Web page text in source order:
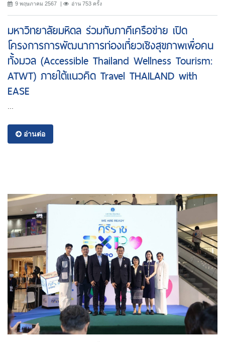
9 พฤษภาคม 2567 อ่าน 753 ครั้ง
มหาวิทยาลัยมหิดล ร่วมกับภาคีเครือข่าย เปิด
โครงการการพัฒนาการท่องเที่ยวเชิงสุขภาพเพื่อคน
ทั้งมวล (Accessible Thailand Wellness Tourism:
ATWT) ภายใต้แนวคิด Travel THAILAND with
EASE
...
อ่านต่อ